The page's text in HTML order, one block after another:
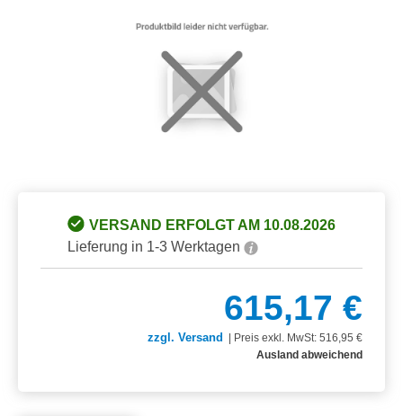
VERSAND ERFOLGT AM 10.08.2026
Lieferung in 1-3 Werktagen
615,17 €
zzgl. Versand
Preis exkl. MwSt: 516,95 €
Ausland abweichend